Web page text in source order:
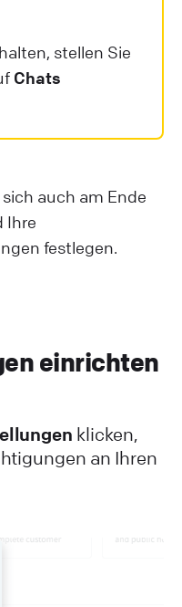
stellen Sie
Chats
auch am Ende
Ihre
festlegen.
einrichten
klicken,
an Ihren